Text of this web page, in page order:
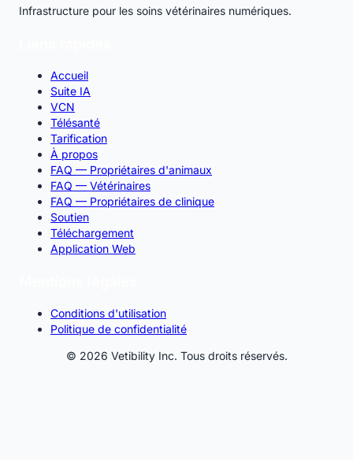
Infrastructure pour les soins vétérinaires numériques.
Accueil
Suite IA
VCN
Télésanté
Tarification
À propos
FAQ — Propriétaires d'animaux
FAQ — Vétérinaires
FAQ — Propriétaires de clinique
Soutien
Téléchargement
Application Web
Conditions d'utilisation
Politique de confidentialité
© 2026 Vetibility Inc. Tous droits réservés.